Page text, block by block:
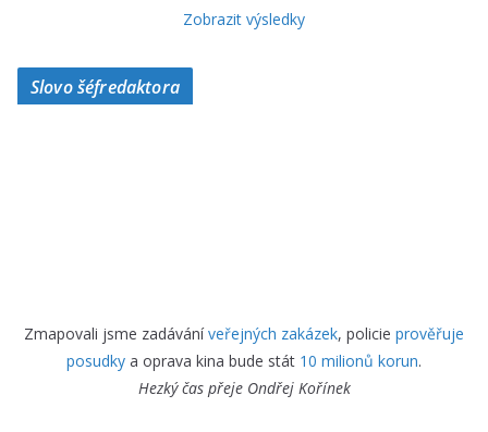
Zobrazit výsledky
Slovo šéfredaktora
Zmapovali jsme zadáváníveřejných zakázek, policie prověřuje
posudky a oprava kina bude stát 10 milionů korun.
Hezký čas přeje Ondřej Kořínek